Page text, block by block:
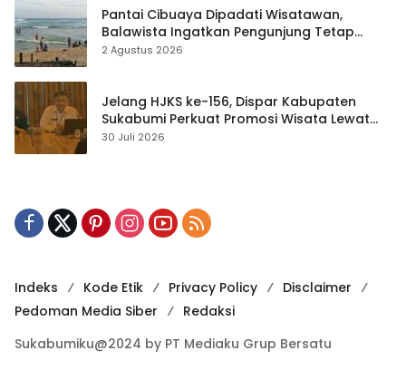
Pantai Cibuaya Dipadati Wisatawan,
Balawista Ingatkan Pengunjung Tetap
Waspada
2 Agustus 2026
Jelang HJKS ke-156, Dispar Kabupaten
Sukabumi Perkuat Promosi Wisata Lewat
Publikasi Digital
30 Juli 2026
Indeks Kode Etik Privacy Policy
Disclaimer
Pedoman Media Siber
Redaksi
Sukabumiku@2024 by PT Mediaku Grup Bersatu